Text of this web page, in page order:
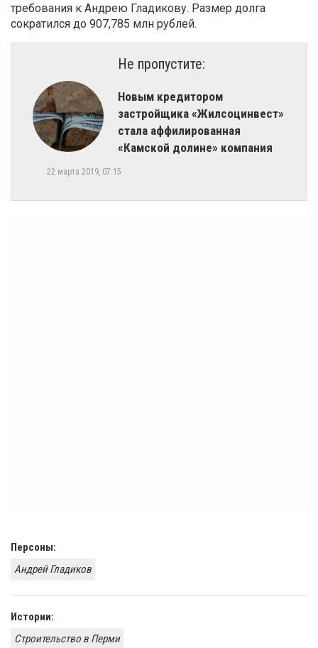
требования к Андрею Гладикову. Размер долга
сократился до 907,785 млн рублей.
Не пропустите:
Новым кредитором
застройщика «Жилсоцинвест»
стала аффилированная
«Камской долине» компания
22 марта 2019, 07:15
Персоны:
Андрей Гладиков
Истории:
Строительство в Перми